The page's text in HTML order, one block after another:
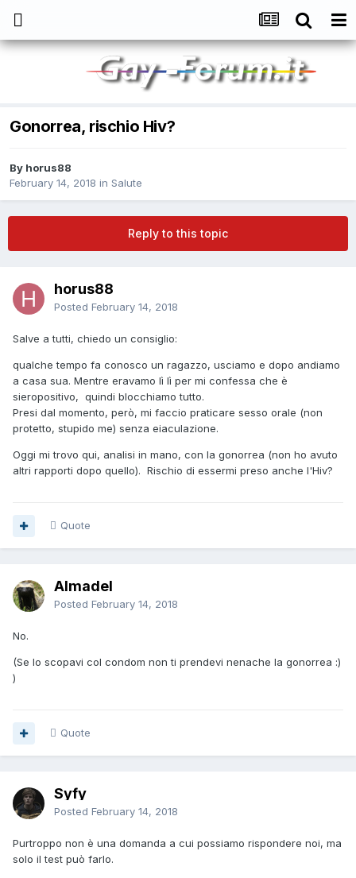
Gonorrea, rischio Hiv?
By horus88
February 14, 2018 in Salute
Reply to this topic
horus88
Posted February 14, 2018
Salve a tutti, chiedo un consiglio:
qualche tempo fa conosco un ragazzo, usciamo e dopo andiamo
a casa sua. Mentre eravamo lì lì per mi confessa che è
sieropositivo, quindi blocchiamo tutto.
Presi dal momento, però, mi faccio praticare sesso orale (non
protetto, stupido me) senza eiaculazione.
Oggi mi trovo qui, analisi in mano, con la gonorrea (non ho avuto
altri rapporti dopo quello). Rischio di essermi preso anche l'Hiv?
Quote
Almadel
Posted February 14, 2018
No.
(Se lo scopavi col condom non ti prendevi nenache la gonorrea :)
)
Quote
Syfy
Posted February 14, 2018
Purtroppo non è una domanda a cui possiamo rispondere noi, ma
solo il test può farlo.